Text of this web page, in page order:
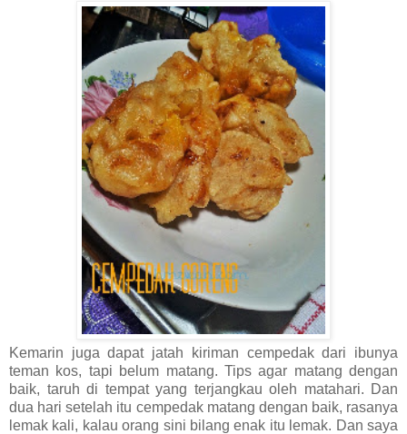
Kemarin juga dapat jatah kiriman cempedak dari ibunya
teman kos, tapi belum matang. Tips agar matang dengan
baik, taruh di tempat yang terjangkau oleh matahari. Dan
dua hari setelah itu cempedak matang dengan baik, rasanya
lemak kali, kalau orang sini bilang enak itu lemak. Dan saya